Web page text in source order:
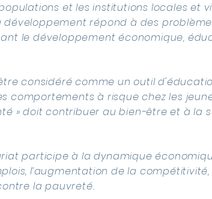
et les institutions locales et
développement répond à des
le développement économique,
considéré comme un outil
comportements à risque chez les
» doit contribuer au bien-être et à la
participe à la dynamique
l’augmentation de la
la pauvreté.